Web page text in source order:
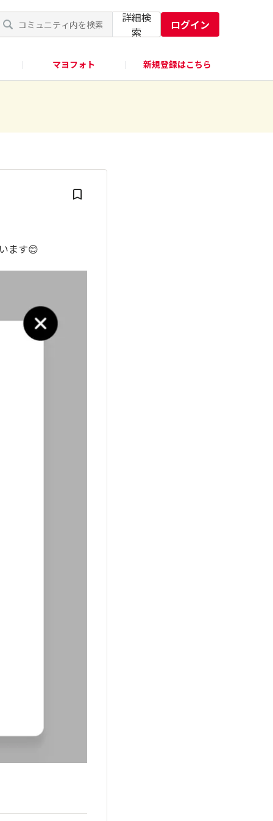
詳細検
索
ログイン
マヨフォト 新規登録はこちら
ます😊